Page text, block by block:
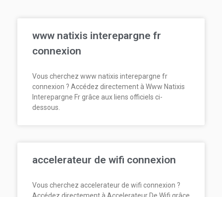
www natixis interepargne fr
connexion
Vous cherchez www natixis interepargne fr
connexion ? Accédez directement à Www Natixis
Interepargne Fr grâce aux liens officiels ci-
dessous.
accelerateur de wifi connexion
Vous cherchez accelerateur de wifi connexion ?
Accédez directement à Accelerateur De Wifi grâce